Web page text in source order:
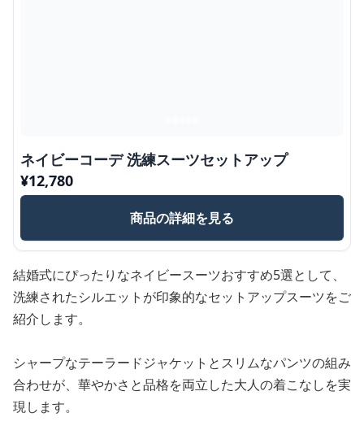
ネイビーコーデ 洗練スーツセットアップ
¥12,780
商品の詳細を見る
結婚式にぴったりなネイビースーツおすすめ5選として、
洗練されたシルエットが印象的なセットアップスーツをご
紹介します。
シャープなテーラードジャケットとスリムなパンツの組み
合わせが、華やかさと品格を両立した大人の着こなしを実
現します。